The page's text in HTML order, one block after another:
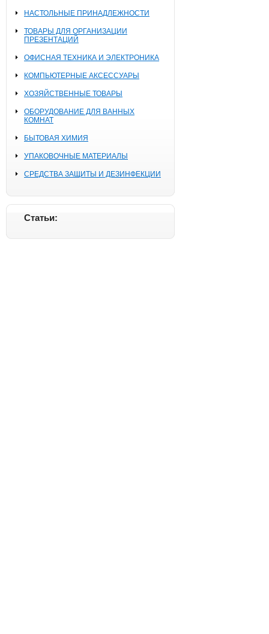
НАСТОЛЬНЫЕ ПРИНАДЛЕЖНОСТИ
ТОВАРЫ ДЛЯ ОРГАНИЗАЦИИ
ПРЕЗЕНТАЦИЙ
ОФИСНАЯ ТЕХНИКА И ЭЛЕКТРОНИКА
КОМПЬЮТЕРНЫЕ АКСЕССУАРЫ
ХОЗЯЙСТВЕННЫЕ ТОВАРЫ
ОБОРУДОВАНИЕ ДЛЯ ВАННЫХ
КОМНАТ
БЫТОВАЯ ХИМИЯ
УПАКОВОЧНЫЕ МАТЕРИАЛЫ
СРЕДСТВА ЗАЩИТЫ И ДЕЗИНФЕКЦИИ
Статьи: